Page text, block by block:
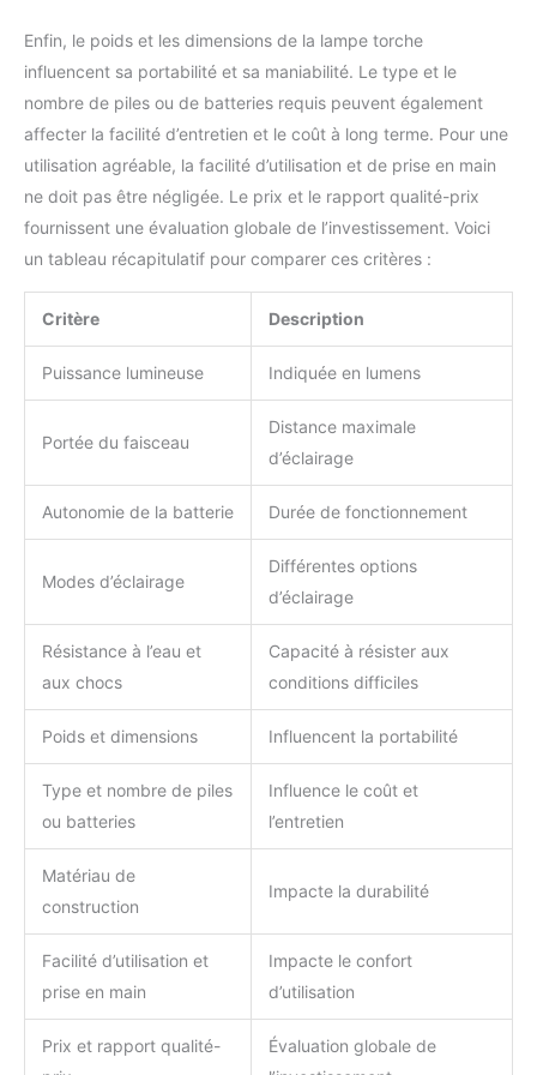
cadeau pour votre mari,
votre père, etc
Enfin, le poids et les dimensions de la lampe torche
influencent sa portabilité et sa maniabilité. Le type et le
nombre de piles ou de batteries requis peuvent également
affecter la facilité d’entretien et le coût à long terme. Pour une
utilisation agréable, la facilité d’utilisation et de prise en main
ne doit pas être négligée. Le prix et le rapport qualité-prix
fournissent une évaluation globale de l’investissement. Voici
un tableau récapitulatif pour comparer ces critères :
Critère Description
Puissance lumineuse Indiquée en lumens
Portée du faisceau
Distance maximale
d’éclairage
Autonomie de la batterie Durée de fonctionnement
Modes d’éclairage
Différentes options
d’éclairage
Résistance à l’eau et
aux chocs
Capacité à résister aux
conditions difficiles
Poids et dimensions Influencent la portabilité
Type et nombre de piles
ou batteries
Influence le coût et
l’entretien
Matériau de
construction
Impacte la durabilité
Facilité d’utilisation et
prise en main
Impacte le confort
d’utilisation
Prix et rapport qualité-
Évaluation globale de